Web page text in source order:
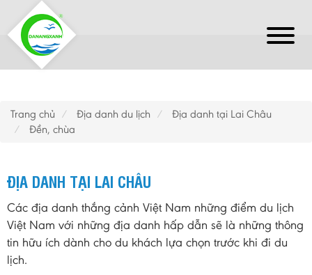
Trang chủ Địa danh du lịch
Địa danh tại Lai Châu
Đền, chùa
ĐỊA DANH TẠI LAI CHÂU
Các địa danh thắng cảnh Việt Nam những điểm du lịch
Việt Nam với những địa danh hấp dẫn sẽ là những thông
tin hữu ích dành cho du khách lựa chọn trước khi đi du
lịch.